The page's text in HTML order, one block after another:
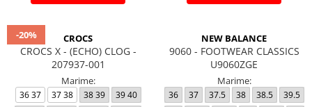
-20% CROCS
CROCS X - (ECHO) CLOG -
207937-001
Marime:
36 37 37 38 38 39
39 40
NEW BALANCE
9060 - FOOTWEAR CLASSICS
U9060ZGE
Marime:
36 37 37.5 38 38.5
39.5